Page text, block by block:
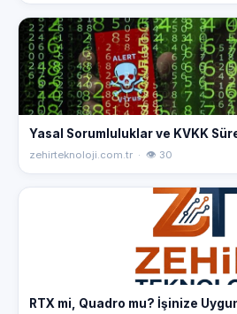
Yasal Sorumluluklar ve KVKK
zehirteknoloji.com.tr · 👁 30
RTX mi, Quadro mu? İşinize